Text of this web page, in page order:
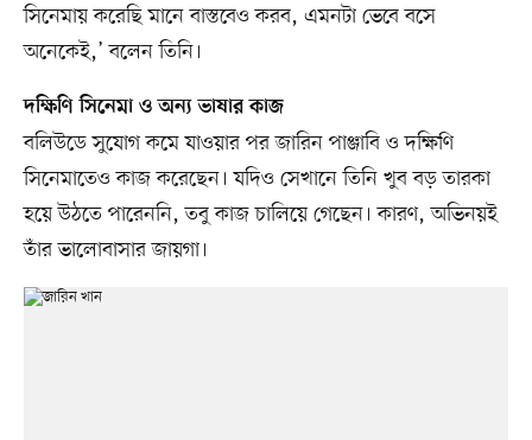
সিনেমায় করেছি মানে বাস্তবেও করব, এমনটা ভেবে বসে
অনেকেই,’ বলেন তিনি।
দক্ষিণি সিনেমা ও অন্য ভাষার কাজ
বলিউডে সুযোগ কমে যাওয়ার পর জারিন পাঞ্জাবি ও দক্ষিণি
সিনেমাতেও কাজ করেছেন। যদিও সেখানে তিনি খুব বড় তারকা
হয়ে উঠতে পারেননি, তবু কাজ চালিয়ে গেছেন। কারণ, অভিনয়ই
তাঁর ভালোবাসার জায়গা।